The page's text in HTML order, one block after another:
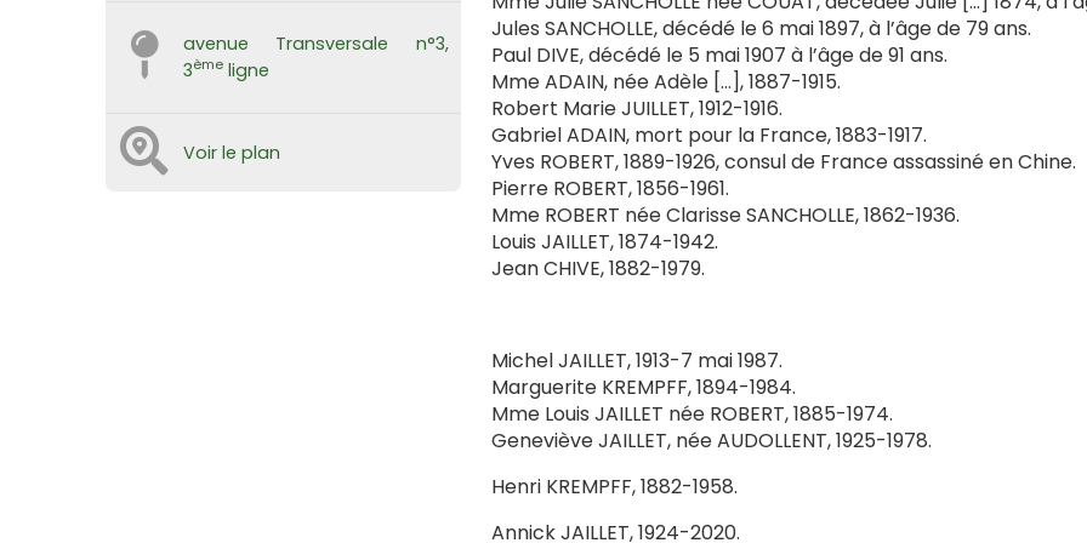
avenue Transversale n°3,
3ème ligne
Voir le plan
Jules SANCHOLLE, décédé le 6 mai 1897, à l’âge de 79 ans.
Paul DIVE, décédé le 5 mai 1907 à l’âge de 91 ans.
Mme ADAIN, née Adèle […], 1887-1915.
Robert Marie JUILLET, 1912-1916.
Gabriel ADAIN, mort pour la France, 1883-1917.
Yves ROBERT, 1889-1926, consul de France assassiné en Chine.
Pierre ROBERT, 1856-1961.
Mme ROBERT née Clarisse SANCHOLLE, 1862-1936.
Louis JAILLET, 1874-1942.
Jean CHIVE, 1882-1979.
Michel JAILLET, 1913-7 mai 1987.
Marguerite KREMPFF, 1894-1984.
Mme Louis JAILLET née ROBERT, 1885-1974.
Geneviève JAILLET, née AUDOLLENT, 1925-1978.
Henri KREMPFF, 1882-1958.
Annick JAILLET, 1924-2020.